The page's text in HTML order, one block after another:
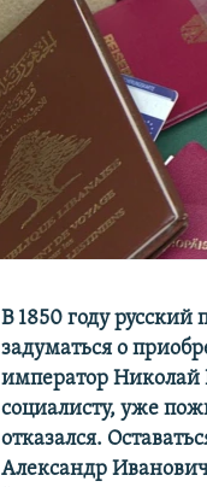
В 1850 году
задуматься о
император Николай
социалисту, уже
отказался.
Александр